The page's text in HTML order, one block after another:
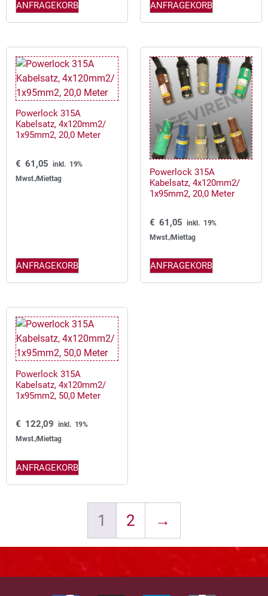
ANFRAGEKORB ANFRAGEKORB
Powerlock 315A
Kabelsatz, 4x120mm2/
1x95mm2, 20,0 Meter
€ 61,05 inkl. 19%
Mwst./Miettag
ANFRAGEKORB
Powerlock 315A
Kabelsatz, 4x120mm2/
1x95mm2, 20,0 Meter
€ 61,05 inkl. 19%
Mwst./Miettag
ANFRAGEKORB
Powerlock 315A
Kabelsatz, 4x120mm2/
1x95mm2, 50,0 Meter
€ 122,09 inkl. 19%
Mwst./Miettag
ANFRAGEKORB
1 2 →